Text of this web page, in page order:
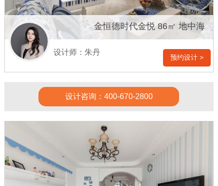
金恒德时代金悦 86㎡ 地中海
设计师：朱丹
预约设计 >
设计咨询：400-670-2800